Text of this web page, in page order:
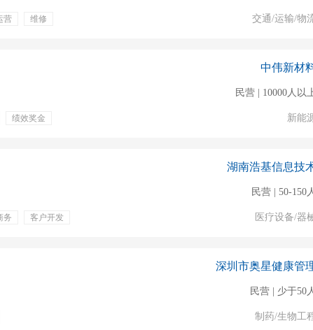
营
维修
交通/运输/物
绩效奖金
中伟新材
民营 | 10000人以
新能
务
客户开发
湖南浩基信息技
民营 | 50-150
医疗设备/器
深圳市奥星健康管
民营 | 少于50
制药/生物工